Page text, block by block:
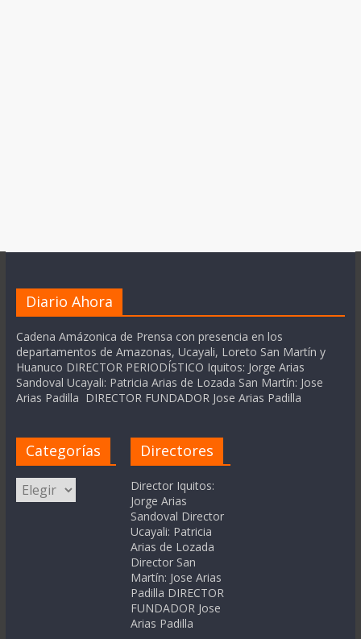
Diario Ahora
Cadena Amázonica de Prensa con presencia en los
departamentos de Amazonas, Ucayali, Loreto San Martín y
Huanuco DIRECTOR PERIODÍSTICO Iquitos: Jorge Arias
Sandoval Ucayali: Patricia Arias de Lozada San Martín: Jose
Arias Padilla DIRECTOR FUNDADOR Jose Arias Padilla
Categorías
Categorías
Directores
Director Iquitos:
Jorge Arias
Sandoval Director
Ucayali: Patricia
Arias de Lozada
Director San
Martín: Jose Arias
Padilla DIRECTOR
FUNDADOR Jose
Arias Padilla